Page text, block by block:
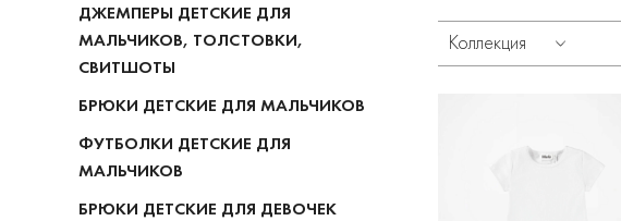
ДЖЕМПЕРЫ ДЕТСКИЕ ДЛЯ
МАЛЬЧИКОВ, ТОЛСТОВКИ,
СВИТШОТЫ
БРЮКИ ДЕТСКИЕ ДЛЯ МАЛЬЧИКОВ
ФУТБОЛКИ ДЕТСКИЕ ДЛЯ
МАЛЬЧИКОВ
БРЮКИ ДЕТСКИЕ ДЛЯ ДЕВОЧЕК
Коллекция